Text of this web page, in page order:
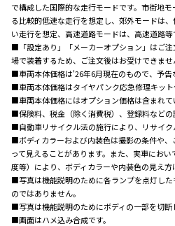
で構成した国際的な走行モードです。市街地
る比較的低速な走行を想定し、郊外モードは
い走行を想定、高速道路モードは、高速道路等
■「設定あり」「メーカーオプション」はご
場で装着するため、ご注文後はお受けできま
■車両本体価格は'26年6月現在のもので、予告
■車両本体価格はタイヤパンク応急修理キット
■車両本体価格にはオプション価格は含まれて
■保険料、税金（除く消費税）、登録料などの
■自動車リサイクル法の施行により、リサイク
■ボディカラーおよび内装色は撮影の条件や
って見えることがあります。また、実車にお
度等）により、ボディカラーや内装色の見え方
■写真は機能説明のために各ランプを点灯し
のではありません。
■写真は機能説明のためにボディの一部を切断
■画面はハメ込み合成です。